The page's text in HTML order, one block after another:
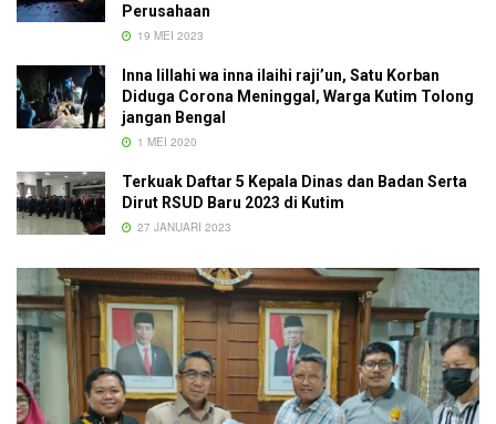
Perusahaan
19 MEI 2023
Inna lillahi wa inna ilaihi raji’un, Satu Korban
Diduga Corona Meninggal, Warga Kutim Tolong
jangan Bengal
1 MEI 2020
Terkuak Daftar 5 Kepala Dinas dan Badan Serta
Dirut RSUD Baru 2023 di Kutim
27 JANUARI 2023